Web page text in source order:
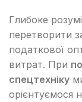
Глибоке
перетворити
податкової
витрат. При
спецтехніку
орієнтуємося